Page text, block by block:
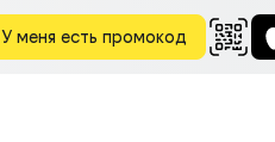
У меня есть промокод